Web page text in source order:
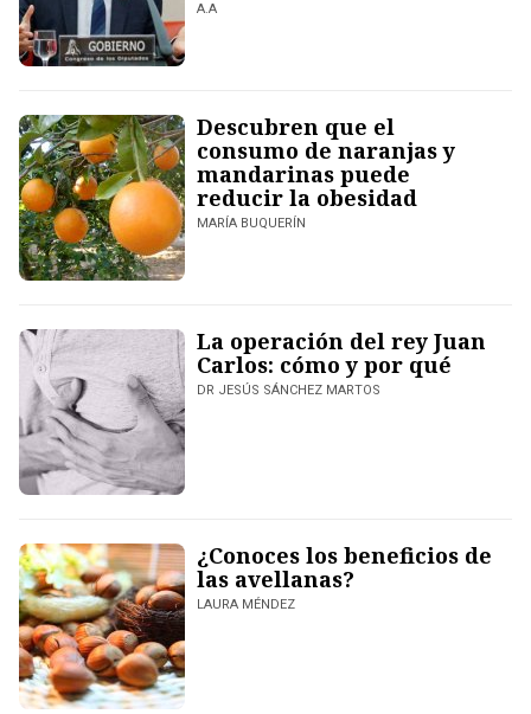
A.A
Descubren que el
consumo de naranjas y
mandarinas puede
reducir la obesidad
MARÍA BUQUERÍN
La operación del rey Juan
Carlos: cómo y por qué
DR JESÚS SÁNCHEZ MARTOS
¿Conoces los beneficios de
las avellanas?
LAURA MÉNDEZ